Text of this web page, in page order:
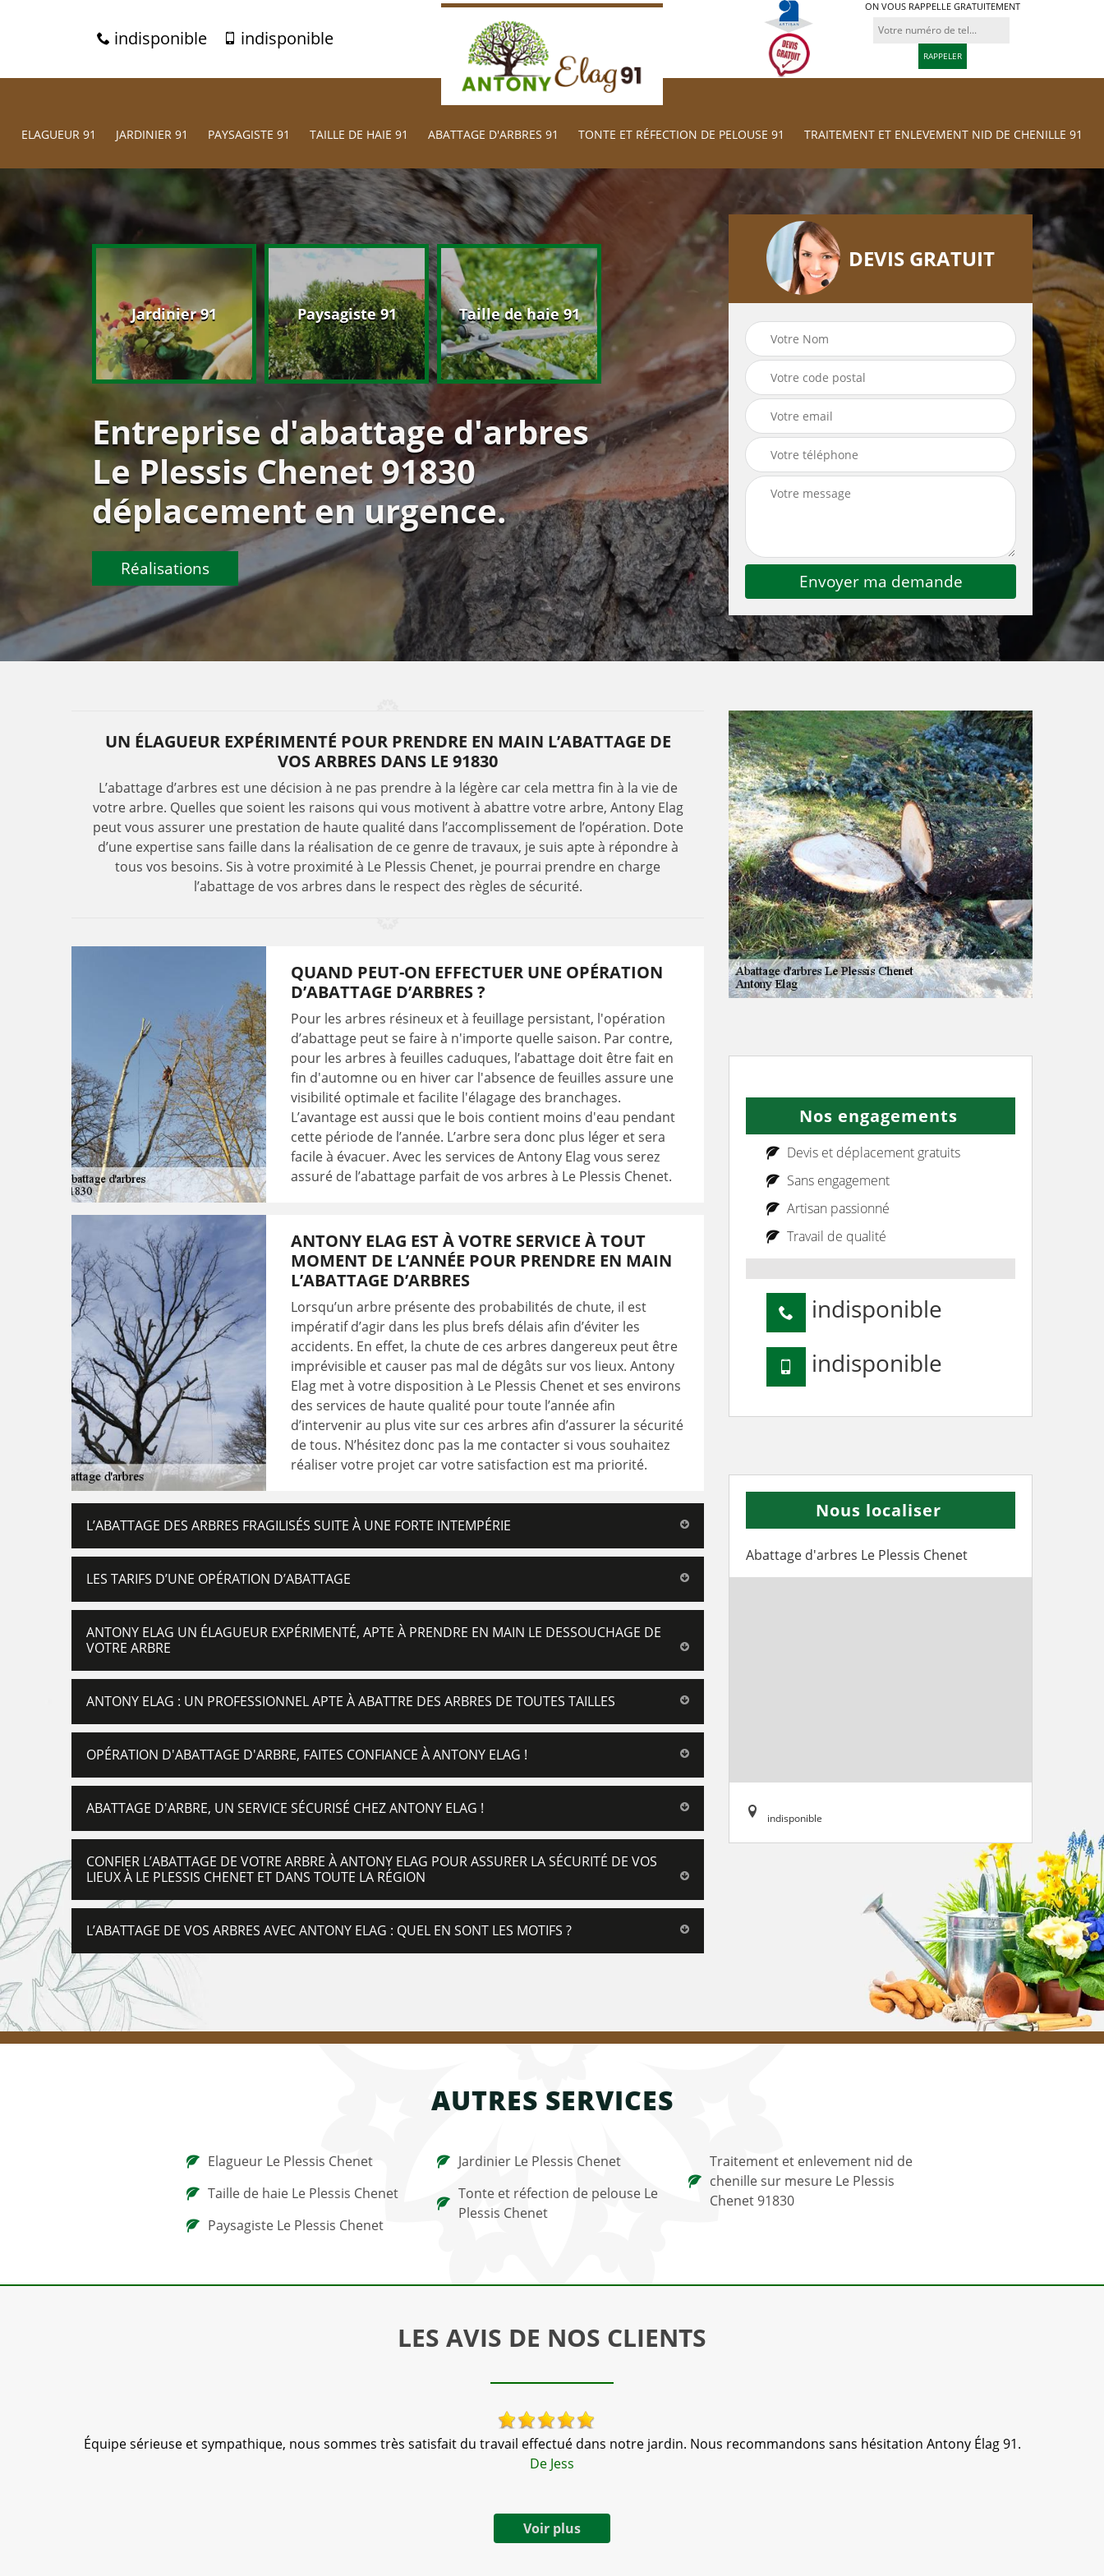
indisponible indisponible
ON VOUS RAPPELLE GRATUITEMENT
ELAGUEUR 91 JARDINIER 91 PAYSAGISTE 91 TAILLE DE HAIE 91 ABATTAGE D'ARBRES 91 TONTE ET RÉFECTION DE PELOUSE 91 TRAITEMENT ET ENLEVEMENT NID DE CHENILLE 91
91 Jardinier 91 Paysagiste 91 Taille de haie 91 Abattage d'arbres Tonte et réfection
de pelouse 91
Traitement et
Enlevement nid
chenille 91
Entreprise d'abattage d'arbres
Le Plessis Chenet 91830
déplacement en urgence.
Réalisations
DEVIS GRATUIT
UN ÉLAGUEUR EXPÉRIMENTÉ POUR PRENDRE EN MAIN L’ABATTAGE DE
VOS ARBRES DANS LE 91830
L’abattage d’arbres est une décision à ne pas prendre à la légère car cela mettra fin à la vie de
votre arbre. Quelles que soient les raisons qui vous motivent à abattre votre arbre, Antony Elag
peut vous assurer une prestation de haute qualité dans l’accomplissement de l’opération. Dote
d’une expertise sans faille dans la réalisation de ce genre de travaux, je suis apte à répondre à
tous vos besoins. Sis à votre proximité à Le Plessis Chenet, je pourrai prendre en charge
l’abattage de vos arbres dans le respect des règles de sécurité.
QUAND PEUT-ON EFFECTUER UNE OPÉRATION
D’ABATTAGE D’ARBRES ?
Pour les arbres résineux et à feuillage persistant, l'opération
d’abattage peut se faire à n'importe quelle saison. Par contre,
pour les arbres à feuilles caduques, l’abattage doit être fait en
fin d'automne ou en hiver car l'absence de feuilles assure une
visibilité optimale et facilite l'élagage des branchages.
L’avantage est aussi que le bois contient moins d'eau pendant
cette période de l’année. L’arbre sera donc plus léger et sera
facile à évacuer. Avec les services de Antony Elag vous serez
assuré de l’abattage parfait de vos arbres à Le Plessis Chenet.
ANTONY ELAG EST À VOTRE SERVICE À TOUT
MOMENT DE L’ANNÉE POUR PRENDRE EN MAIN
L’ABATTAGE D’ARBRES
Lorsqu’un arbre présente des probabilités de chute, il est
impératif d’agir dans les plus brefs délais afin d’éviter les
accidents. En effet, la chute de ces arbres dangereux peut être
imprévisible et causer pas mal de dégâts sur vos lieux. Antony
Elag met à votre disposition à Le Plessis Chenet et ses environs
des services de haute qualité pour toute l’année afin
d’intervenir au plus vite sur ces arbres afin d’assurer la sécurité
de tous. N’hésitez donc pas la me contacter si vous souhaitez
réaliser votre projet car votre satisfaction est ma priorité.
L’ABATTAGE DES ARBRES FRAGILISÉS SUITE À UNE FORTE INTEMPÉRIE
LES TARIFS D’UNE OPÉRATION D’ABATTAGE
ANTONY ELAG UN ÉLAGUEUR EXPÉRIMENTÉ, APTE À PRENDRE EN MAIN LE DESSOUCHAGE DE
VOTRE ARBRE
ANTONY ELAG : UN PROFESSIONNEL APTE À ABATTRE DES ARBRES DE TOUTES TAILLES
OPÉRATION D'ABATTAGE D'ARBRE, FAITES CONFIANCE À ANTONY ELAG !
ABATTAGE D'ARBRE, UN SERVICE SÉCURISÉ CHEZ ANTONY ELAG !
CONFIER L’ABATTAGE DE VOTRE ARBRE À ANTONY ELAG POUR ASSURER LA SÉCURITÉ DE VOS
LIEUX À LE PLESSIS CHENET ET DANS TOUTE LA RÉGION
L’ABATTAGE DE VOS ARBRES AVEC ANTONY ELAG : QUEL EN SONT LES MOTIFS ?
Nos engagements
Devis et déplacement gratuits
Sans engagement
Artisan passionné
Travail de qualité
indisponible
indisponible
Nous localiser
Abattage d'arbres Le Plessis Chenet
indisponible
AUTRES SERVICES
Elagueur Le Plessis Chenet
Taille de haie Le Plessis Chenet
Paysagiste Le Plessis Chenet
Jardinier Le Plessis Chenet
Tonte et réfection de pelouse Le
Plessis Chenet
Traitement et enlevement nid de
chenille sur mesure Le Plessis
Chenet 91830
LES AVIS DE NOS CLIENTS
Équipe sérieuse et sympathique, nous sommes très satisfait du travail effectué dans notre jardin. Nous recommandons sans hésitation Antony Élag 91.
De Jess
Voir plus